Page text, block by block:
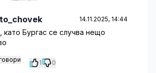
14.11.2025, 14:44
като Бургас се случва нещо
1 0